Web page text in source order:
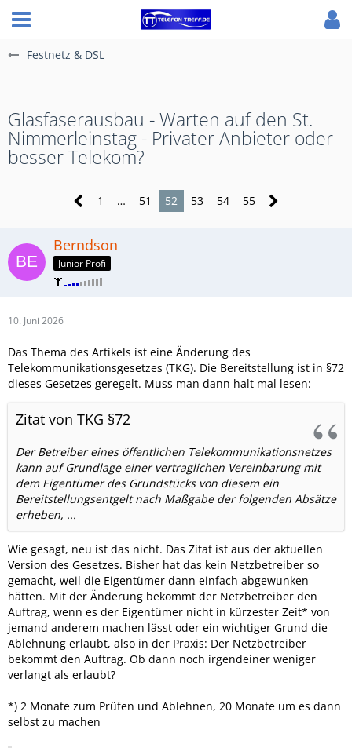
Festnetz & DSL
Glasfaserausbau - Warten auf den St.
Nimmerleinstag - Privater Anbieter oder
besser Telekom?
1 … 51 52 53 54 55
Berndson
Junior Profi
10. Juni 2026
Das Thema des Artikels ist eine Änderung des
Telekommunikationsgesetzes (TKG). Die Bereitstellung ist in §72
dieses Gesetzes geregelt. Muss man dann halt mal lesen:
Zitat von TKG §72
Der Betreiber eines öffentlichen Telekommunikationsnetzes
kann auf Grundlage einer vertraglichen Vereinbarung mit
dem Eigentümer des Grundstücks von diesem ein
Bereitstellungsentgelt nach Maßgabe der folgenden Absätze
erheben, ...
Wie gesagt, neu ist das nicht. Das Zitat ist aus der aktuellen
Version des Gesetzes. Bisher hat das kein Netzbetreiber so
gemacht, weil die Eigentümer dann einfach abgewunken
hätten. Mit der Änderung bekommt der Netzbetreiber den
Auftrag, wenn es der Eigentümer nicht in kürzester Zeit* von
jemand anderem machen lässt oder ein wichtiger Grund die
Ablehnung erlaubt, also in der Praxis: Der Netzbetreiber
bekommt den Auftrag. Ob dann noch irgendeiner weniger
verlangt als erlaubt?
*) 2 Monate zum Prüfen und Ablehnen, 20 Monate um es dann
selbst zu machen